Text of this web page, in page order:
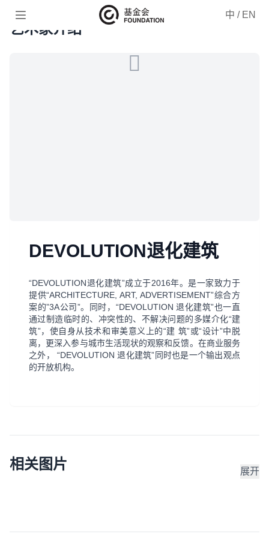
 中 / EN
艺术家介绍
DEVOLUTION退化建筑
“DEVOLUTION退化建筑”成立于2016年。是一家致力于
提供“ARCHITECTURE, ART, ADVERTISEMENT”综合方
案的”3A公司”。同时，“DEVOLUTION 退化建筑”也一直
通过制造临时的、冲突性的、不解决问题的多媒介化“建
筑”，使自身从技术和审美意义上的“建 筑”或“设计”中脱
离，更深入参与城市生活现状的观察和反馈。在商业服务
之外， “DEVOLUTION 退化建筑”同时也是一个输出观点
的开放机构。
相关图片 展开